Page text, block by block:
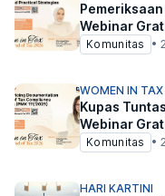
Pemeriksaan
Webinar
Komunitas •
WOMEN IN TAX
Kupas
Webinar
Komunitas •
HARI KARTINI